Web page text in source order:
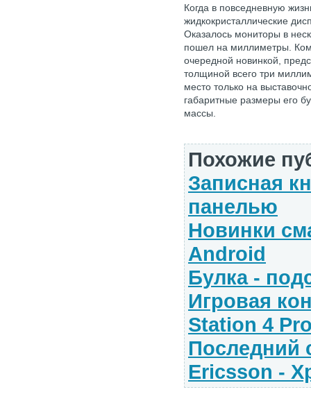
Когда в повседневную
жидкокристаллические
Оказалось мониторы в
пошел на миллиметры.
очередной новинкой,
толщиной всего три
место только на
габаритные размеры его
массы.
Похожие
Записная
панелью
Новинки
Android
Булка -
Игровая
Station 4
Последний
Ericsson -